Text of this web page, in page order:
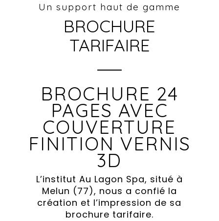
Un support haut de gamme
BROCHURE
TARIFAIRE
BROCHURE 24
PAGES AVEC
COUVERTURE
FINITION VERNIS
3D
L’institut Au Lagon Spa, situé à
Melun (77), nous a confié la
création et l’impression de sa
brochure tarifaire.